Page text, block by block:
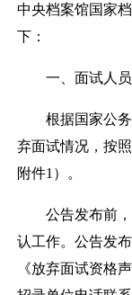
中央档案馆国家
下：
一、 面试人
根据国家公
弃面试情况，按
附件1 ）。
公告发布前
认工作。公告发
《放弃面试资格